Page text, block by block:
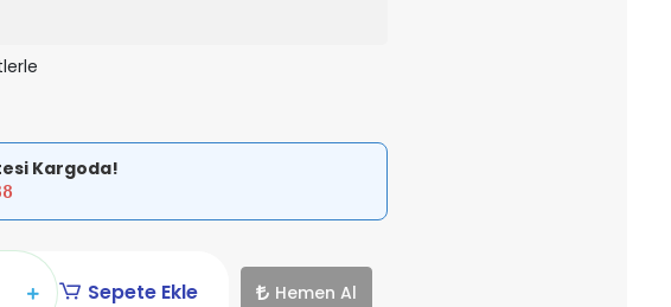
Kargoda!
Sepete Ekle Hemen Al